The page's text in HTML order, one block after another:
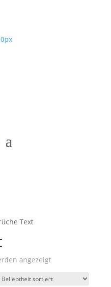
Text
angezeigtNach
sortiert